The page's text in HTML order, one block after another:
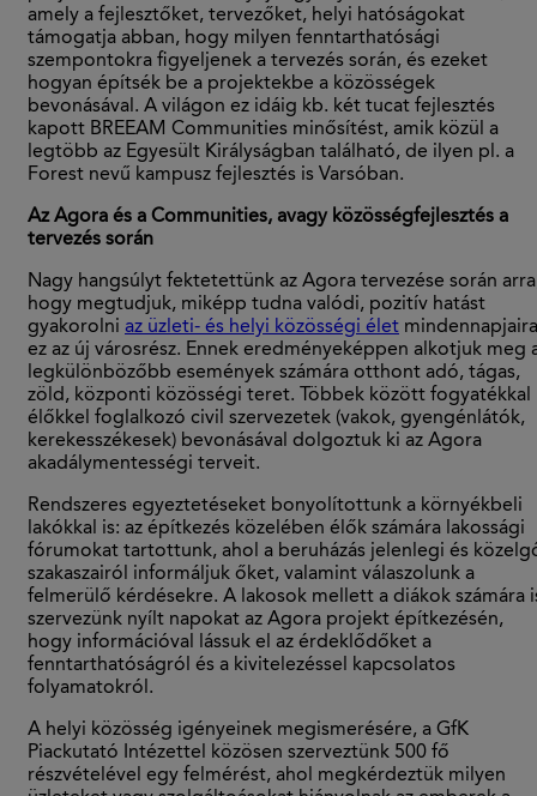
amely a fejlesztőket, tervezőket, helyi hatóságokat
támogatja abban, hogy milyen fenntarthatósági
szempontokra figyeljenek a tervezés során, és ezeket
hogyan építsék be a projektekbe a közösségek
bevonásával. A világon ez idáig kb. két tucat fejlesztés
kapott BREEAM Communities minősítést, amik közül a
legtöbb az Egyesült Királyságban található, de ilyen pl. a
Forest nevű kampusz fejlesztés is Varsóban.
Az Agora és a Communities, avagy közösségfejlesztés a
tervezés során
Nagy hangsúlyt fektetettünk az Agora tervezése során
hogy megtudjuk, miképp tudna valódi, pozitív hatást
gyakorolni az üzleti- és helyi közösségi élet mindennapjaira
ez az új városrész. Ennek eredményeképpen alkotjuk meg
legkülönbözőbb események számára otthont adó, tágas,
zöld, központi közösségi teret. Többek között fogyatékkal
élőkkel foglalkozó civil szervezetek (vakok, gyengénlátók,
kerekesszékesek) bevonásával dolgoztuk ki az Agora
akadálymentességi terveit.
Rendszeres egyeztetéseket bonyolítottunk a környékbeli
lakókkal is: az építkezés közelében élők számára lakossági
fórumokat tartottunk, ahol a beruházás jelenlegi és
szakaszairól informáljuk őket, valamint válaszolunk a
felmerülő kérdésekre. A lakosok mellett a diákok számára
szervezünk nyílt napokat az Agora projekt építkezésén,
hogy információval lássuk el az érdeklődőket a
fenntarthatóságról és a kivitelezéssel kapcsolatos
folyamatokról.
A helyi közösség igényeinek megismerésére, a GfK
Piackutató Intézettel közösen szerveztünk 500 fő
részvételével egy felmérést, ahol megkérdeztük milyen